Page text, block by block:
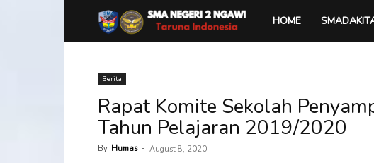
SMA
2
HOME
Berita
Rapat Komite Sekolah
Tahun Pelajaran 2019/2020
By Humas - August 8, 2020